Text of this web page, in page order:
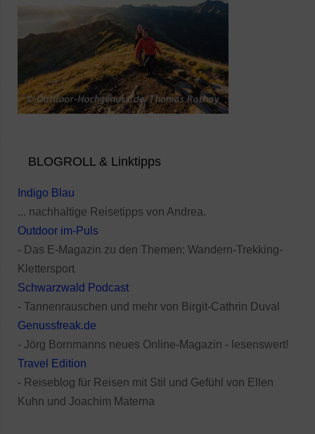
BLOGROLL & Linktipps
Indigo Blau
... nachhaltige Reisetipps von Andrea.
Outdoor im-Puls
- Das E-Magazin zu den Themen: Wandern-Trekking-
Klettersport
Schwarzwald Podcast
- Tannenrauschen und mehr von Birgit-Cathrin Duval
Genussfreak.de
- Jörg Bornmanns neues Online-Magazin - lesenswert!
Travel Edition
- Reiseblog für Reisen mit Stil und Gefühl von Ellen
Kuhn und Joachim Materna